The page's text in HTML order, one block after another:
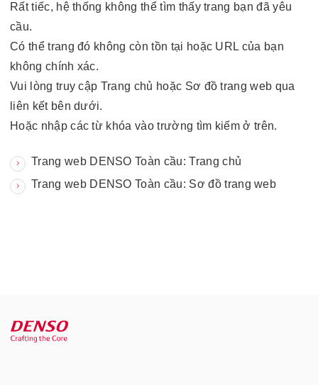
Rất tiếc, hệ thống không thể tìm thấy trang bạn đã yêu
cầu.
Có thể trang đó không còn tồn tại hoặc URL của bạn
không chính xác.
Vui lòng truy cập Trang chủ hoặc Sơ đồ trang web qua
liên kết bên dưới.
Hoặc nhập các từ khóa vào trường tìm kiếm ở trên.
Trang web DENSO Toàn cầu: Trang chủ
Trang web DENSO Toàn cầu: Sơ đồ trang web